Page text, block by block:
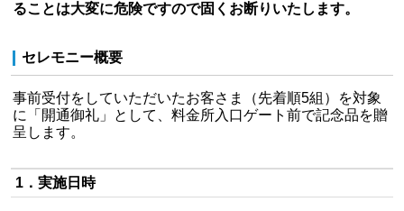
ることは大変に危険ですので固くお断りいたします。
セレモニー概要
事前受付をしていただいたお客さま（先着順5組）を対象
に「開通御礼」として、料金所入口ゲート前で記念品を贈
呈します。
1．実施日時